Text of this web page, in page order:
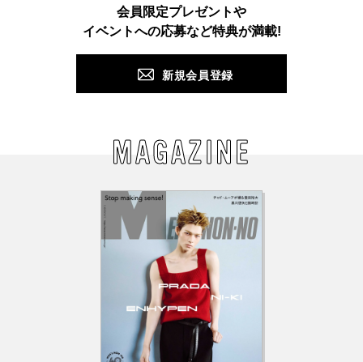
会員限定プレゼントや
イベントへの応募など特典が満載!
新規会員登録
MAGAZINE